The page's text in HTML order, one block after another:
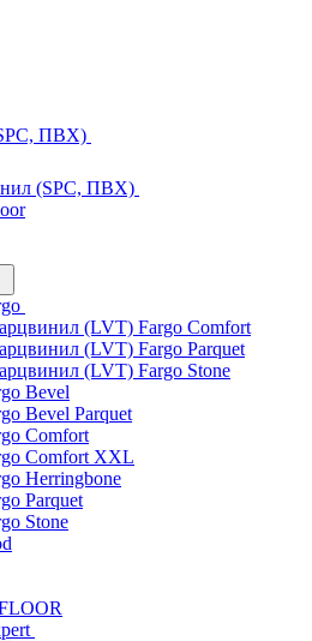
ПВХ)
(SPC, ПВХ)
(LVT) Fargo Comfort
(LVT) Fargo Parquet
(LVT) Fargo Stone
Bevel
Bevel Parquet
Comfort
Comfort XXL
Herringbone
Parquet
Stone